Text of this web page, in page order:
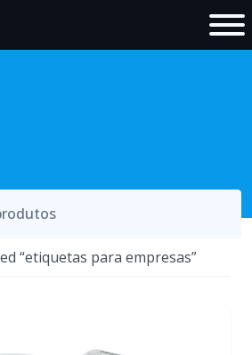
“etiquetas para empresas”